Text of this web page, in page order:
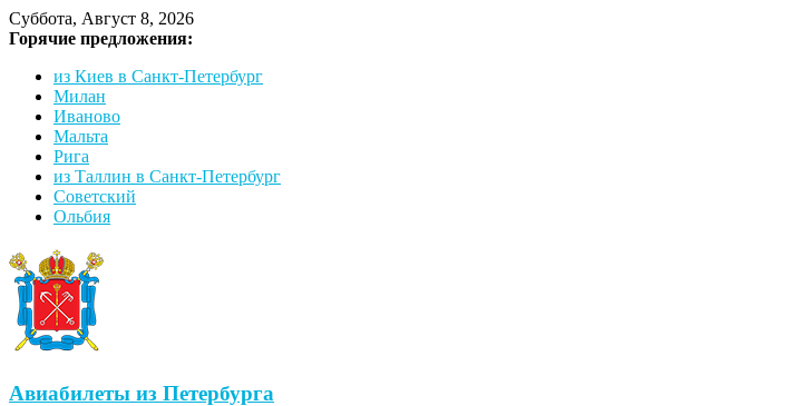
Суббота, Август 8, 2026
Горячие предложения:
из Киев в Санкт-Петербург
Милан
Иваново
Мальта
Рига
из Таллин в Санкт-Петербург
Советский
Ольбия
Авиабилеты из Петербурга